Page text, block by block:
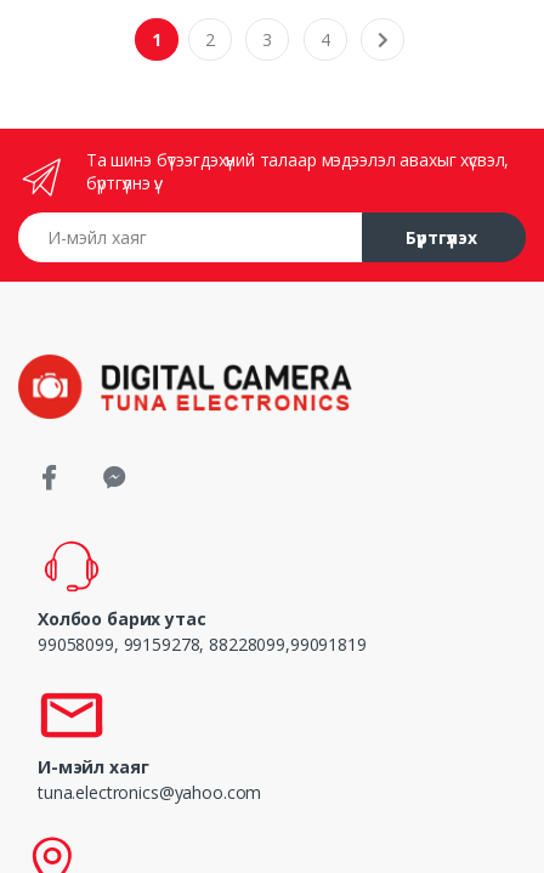
1 2 3 4
Та шинэ бүтээгдэхүүний талаар мэдээлэл авахыг хүсвэл,
бүртгүүлнэ үү.
И-мэйл хаяг
Бүртгүүлэх
Холбоо барих утас
99058099, 99159278, 88228099,99091819
И-мэйл хаяг
tuna.electronics@yahoo.com